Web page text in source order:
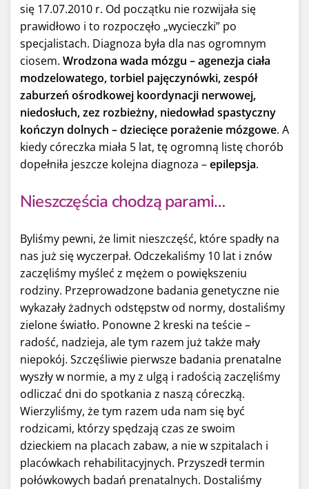
się 17.07.2010 r. Od początku nie rozwijała się
prawidłowo i to rozpoczęło „wycieczki” po
specjalistach. Diagnoza była dla nas ogromnym
ciosem. Wrodzona wada mózgu – agenezja ciała
modzelowatego, torbiel pajęczynówki, zespół
zaburzeń ośrodkowej koordynacji nerwowej,
niedosłuch, zez rozbieżny, niedowład spastyczny
kończyn dolnych – dziecięce porażenie mózgowe. A
kiedy córeczka miała 5 lat, tę ogromną listę chorób
dopełniła jeszcze kolejna diagnoza –epilepsja.
Nieszczęścia chodzą parami…
Byliśmy pewni, że limit nieszczęść, które spadły na
nas już się wyczerpał. Odczekaliśmy 10 lat i znów
zaczęliśmy myśleć z mężem o powiększeniu
rodziny. Przeprowadzone badania genetyczne nie
wykazały żadnych odstępstw od normy, dostaliśmy
zielone światło. Ponowne 2 kreski na teście –
radość, nadzieja, ale tym razem już także mały
niepokój. Szczęśliwie pierwsze badania prenatalne
wyszły w normie, a my z ulgą i radością zaczęliśmy
odliczać dni do spotkania z naszą córeczką.
Wierzyliśmy, że tym razem uda nam się być
rodzicami, którzy spędzają czas ze swoim
dzieckiem na placach zabaw, a nie w szpitalach i
placówkach rehabilitacyjnych. Przyszedł termin
połówkowych badań prenatalnych. Dostaliśmy